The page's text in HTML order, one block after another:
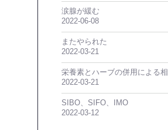
涙腺が緩む
2022-06-08
またやられた
2022-03-21
栄養素とハーブの併用による
2022-03-21
SIBO、SIFO、IMO
2022-03-12